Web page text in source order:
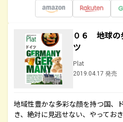
０６ 地球
ツ
Plat
2019.04.17 発売
地域性豊かな多彩な顔を持つ国、
き、絶対に見逃せない、やってお